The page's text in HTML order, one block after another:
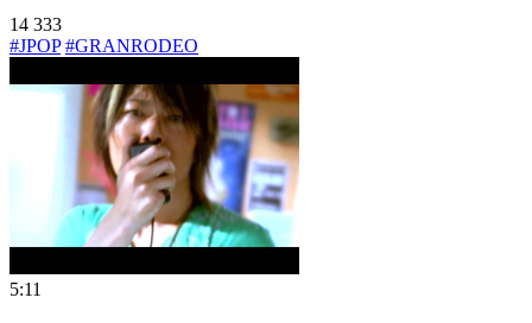
14 333
#JPOP #GRANRODEO
5:11